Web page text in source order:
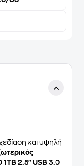
και υψηλή
2.5" USB 3.0